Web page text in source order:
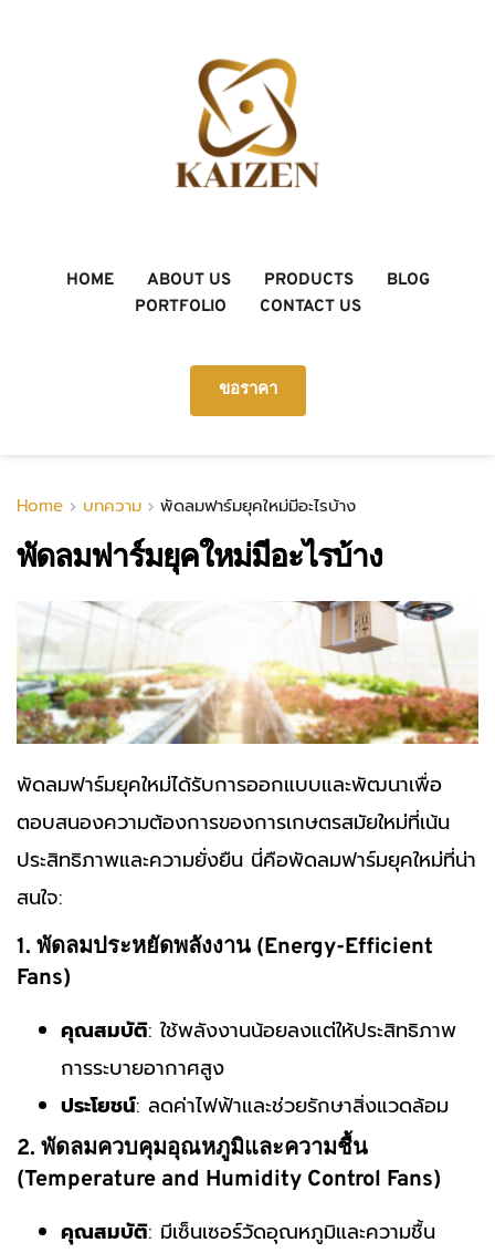
HOME ABOUT US PRODUCTS
BLOG
PORTFOLIO
CONTACT US
ขอราคา
Home บทความ พัดลมฟาร์มยุคใหม่มีอะไรบ้าง
พัดลมฟาร์มยุคใหม่มีอะไรบ้าง
พัดลมฟาร์มยุคใหม่ได้รับการออกแบบและพัฒนาเพื่อ
ตอบสนองความต้องการของการเกษตรสมัยใหม่ที่เน้น
ประสิทธิภาพและความยั่งยืน นี่คือพัดลมฟาร์มยุคใหม่ที่น่า
สนใจ:
1. พัดลมประหยัดพลังงาน (Energy-Efficient
Fans)
คุณสมบัติ: ใช้พลังงานน้อยลงแต่ให้ประสิทธิภาพ
การระบายอากาศสูง
ประโยชน์: ลดค่าไฟฟ้าและช่วยรักษาสิ่งแวดล้อม
2. พัดลมควบคุมอุณหภูมิและความชื้น
(Temperature and Humidity Control Fans)
คุณสมบัติ: มีเซ็นเซอร์วัดอุณหภูมิและความชื้น